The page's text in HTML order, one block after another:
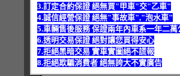
3.訂定合約保證 絕無買"甲車"交"乙車"
4.誠信經營保證 絕無"事故車","泡水車"
5.車輛售後服務 保證兩年內車系一年二萬
6.透明交易保證 絕對讓您買得安心
7.拒絕黑暗交易 實車實圖絕不謊報
8.拒絕欺騙消費者 絕無誇大不實廣告